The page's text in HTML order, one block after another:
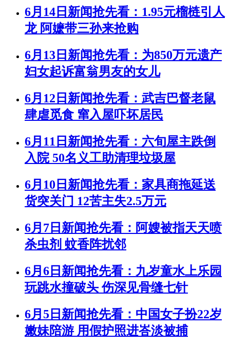
6月14日新闻抢先看：1.95元榴梿引人
龙 阿嬷带三孙来抢购
6月13日新闻抢先看：为850万元遗产
妇女起诉富翁男友的女儿
6月12日新闻抢先看：武吉巴督老鼠
肆虐觅食 窜入屋吓坏居民
6月11日新闻抢先看：六旬屋主跌倒
入院 50名义工助清理垃圾屋
6月10日新闻抢先看：家具商拖延送
货突关门 12苦主失2.5万元
6月7日新闻抢先看：阿嫂被指天天喷
杀虫剂 蚊香阵扰邻
6月6日新闻抢先看：九岁童水上乐园
玩跳水撞破头 伤深见骨缝七针
6月5日新闻抢先看：中国女子扮22岁
嫩妹陪游 用假护照进峇淡被捕